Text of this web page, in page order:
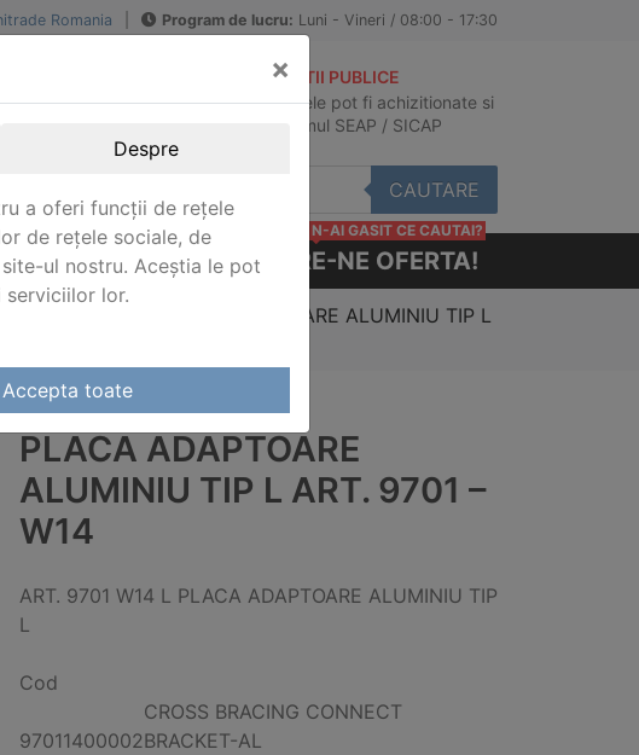
Romania Program de lucru: Luni - Vineri / 08:00 - 17:30
intern sau
ACHIZITII PUBLICE
Produsele pot fi achizitionate si
in sistemul SEAP / SICAP
CAUTARE
CERE-NE OFERTA!
N-AI GASIT CE CAUTAI?
/ PLACA ADAPTOARE ALUMINIU TIP L
PLACA ADAPTOARE
ALUMINIU TIP L ART. 9701 –
W14
ART. 9701 W14 L PLACA ADAPTOARE ALUMINIU TIP
L
Cod
97011400002
CROSS BRACING CONNECT
BRACKET-AL
×
Despre
a oferi funcții de rețele
de rețele sociale, de
ul nostru. Aceștia le pot
lor.
Accepta toate